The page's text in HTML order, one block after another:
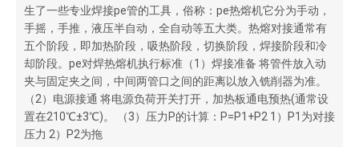
生了一些专业焊接pe管的工具，俗称：pe热熔机它分为手动，
手摇，手推，液压半自动，全自动等五大类。热熔对接通常有
五个阶段，即加热阶段，吸热阶段，切换阶段，焊接阶段和冷
却阶段。pe对焊热熔机执行标准（1）焊接准备 将管件放入动
夹与固定夹之间，中间两管口之间的距离以放入铣削器为准。
（2）电源接通 将电源负荷开关打开，加热板通电预热(通常设
置在210℃±3℃)。 （3）压力P的计算：P=P1+P2 1）P1为对接
压力 2）P2为拖